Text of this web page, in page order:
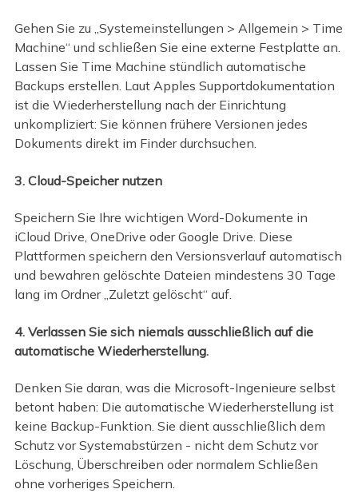
Gehen Sie zu „Systemeinstellungen > Allgemein > Time
Machine“ und schließen Sie eine externe Festplatte an.
Lassen Sie Time Machine stündlich automatische
Backups erstellen. Laut Apples Supportdokumentation
ist die Wiederherstellung nach der Einrichtung
unkompliziert: Sie können frühere Versionen jedes
Dokuments direkt im Finder durchsuchen.
3. Cloud-Speicher nutzen
Speichern Sie Ihre wichtigen Word-Dokumente in
iCloud Drive, OneDrive oder Google Drive. Diese
Plattformen speichern den Versionsverlauf automatisch
und bewahren gelöschte Dateien mindestens 30 Tage
lang im Ordner „Zuletzt gelöscht“ auf.
4. Verlassen Sie sich niemals ausschließlich auf die
automatische Wiederherstellung.
Denken Sie daran, was die Microsoft-Ingenieure selbst
betont haben: Die automatische Wiederherstellung ist
keine Backup-Funktion. Sie dient ausschließlich dem
Schutz vor Systemabstürzen - nicht dem Schutz vor
Löschung, Überschreiben oder normalem Schließen
ohne vorheriges Speichern.